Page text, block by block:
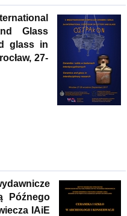
Glass
glass in
27-
Późnego
IAiE